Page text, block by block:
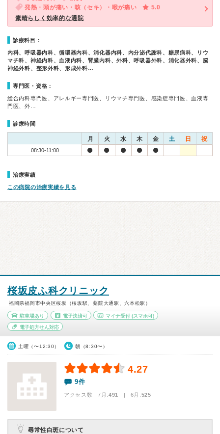
発熱・頭が痛い・咳（セキ）・喉が痛い
5.0
素晴らしく効率的な通院
診療科目：
内科、呼吸器内科、循環器内科、消化器内科、内分泌代謝科、糖尿病科、リウ
マチ科、神経内科、血液内科、腎臓内科、外科、呼吸器外科、消化器外科、脳
神経外科、整形外科、形成外科…
専門医・資格：
総合内科専門医、アレルギー専門医、リウマチ専門医、感染症専門医、血液専
門医、外…
診療時間
月 火 水 木 金 土 日 祝
08:30-11:00
治療実績
この病院の治療実績を見る
桜坂皮ふ科クリニック
福岡県福岡市中央区桜坂（桜坂駅、薬院大通駅、六本松駅）
駐車場あり 電子決済可 マイナ受付 (スマホ可)
電子処方せん対応
土曜（〜12:30） 朝（8:30〜）
4.27
9件
アクセス数 7月:491 | 6月:525
尋常性白斑について